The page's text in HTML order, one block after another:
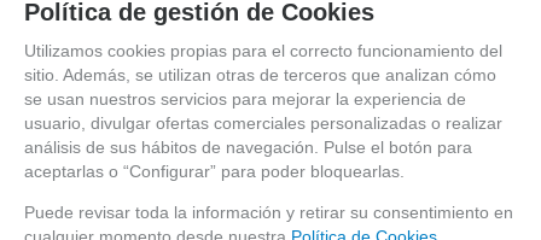
Accesorios Saxo Tenor
Abrazaderas
Anillo Fonico Saxo Tenor
Atriles Marcha
Boquillas
Boquilleros
Política de gestión de Cookies
Utilizamos cookies propias para el correcto funcionamiento del
sitio. Además, se utilizan otras de terceros que analizan cómo
se usan nuestros servicios para mejorar la experiencia de
usuario, divulgar ofertas comerciales personalizadas o realizar
análisis de sus hábitos de navegación. Pulse el botón para
aceptarlas o “Configurar” para poder bloquearlas.
Puede revisar toda la información y retirar su consentimiento en